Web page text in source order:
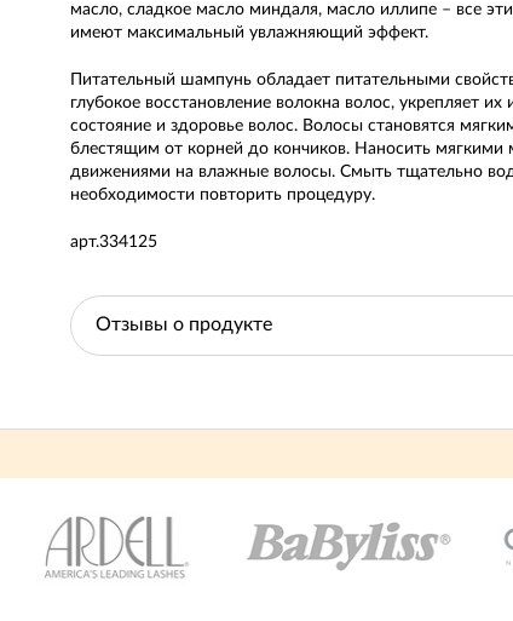
масло, сладкое масло миндаля, масло иллипе – все
имеют максимальный увлажняющий эффект.
Питательный шампунь обладает питательными
глубокое восстановление волокна волос, укрепляет
состояние и здоровье волос. Волосы становятся
блестящим от корней до кончиков. Наносить
движениями на влажные волосы. Смыть тщательно
необходимости повторить процедуру.
арт.334125
Отзывы о продукте